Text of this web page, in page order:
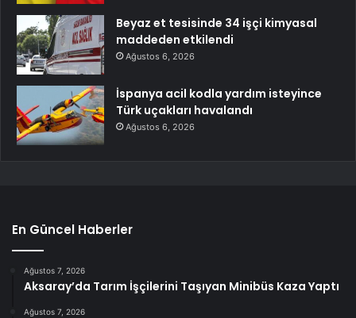
Beyaz et tesisinde 34 işçi kimyasal
maddeden etkilendi
Ağustos 6, 2026
İspanya acil kodla yardım isteyince
Türk uçakları havalandı
Ağustos 6, 2026
En Güncel Haberler
Ağustos 7, 2026
Aksaray’da Tarım İşçilerini Taşıyan Minibüs Kaza Yaptı
Ağustos 7, 2026